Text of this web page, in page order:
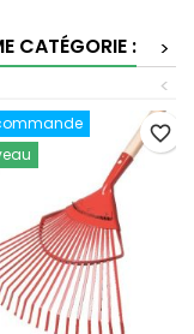
CATÉGORIE :
>
<
favorite_border